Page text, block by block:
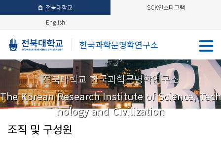
전북대학교
SCK인스타그램
English
한국과학문명학연구소
전북대학교 한국과학문명학연구소
The Korean Research Institute of Science, Tech
nology and Civilization
조직 및 구성원